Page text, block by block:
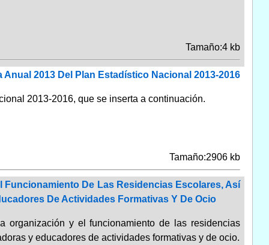
Tamaño:4 kb
Anual 2013 Del Plan Estadístico Nacional 2013-2016
2013-2016, que se inserta a continuación.
Tamaño:2906 kb
Funcionamiento De Las Residencias Escolares, Así
De Actividades Formativas Y De Ocio
organización y el funcionamiento de las residencias
y educadores de actividades formativas y de ocio.